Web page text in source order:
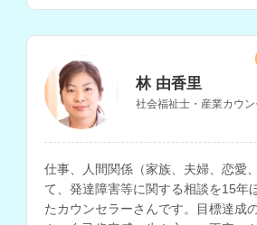
林 由香里
社会福祉士・産業カウン
仕事、人間関係（家族、夫婦、恋愛
て、発達障害等に関する相談を15年
たカウンセラーさんです。目標達成